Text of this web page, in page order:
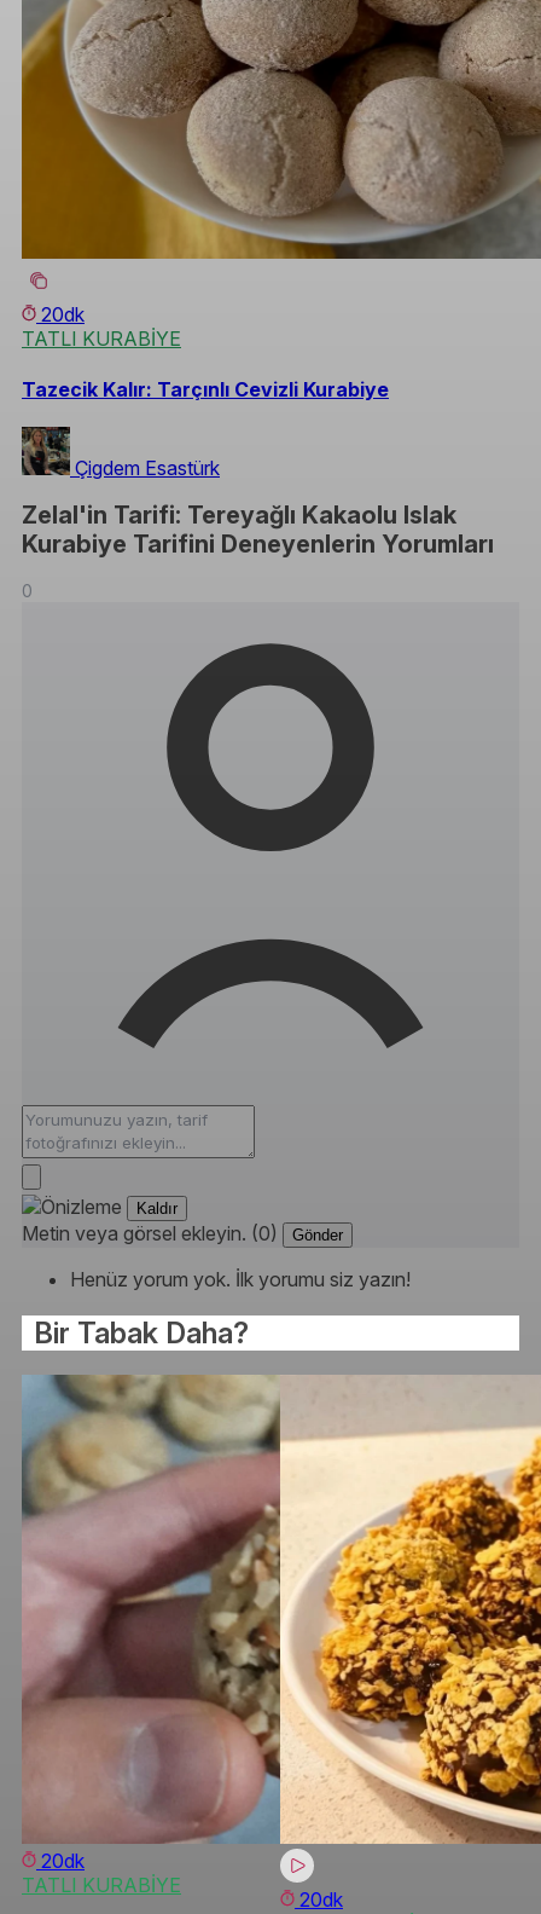
20dk
TATLI KURABİYE
Tazecik Kalır: Tarçınlı Cevizli Kurabiye
Çigdem Esastürk
Zelal'in Tarifi: Tereyağlı Kakaolu Islak
Kurabiye Tarifini Deneyenlerin Yorumları
0
Kaldır
Metin veya görsel ekleyin. (0) Gönder
Henüz yorum yok. İlk yorumu siz yazın!
Bir Tabak Daha?
20dk
TATLI KURABİYE
20dk